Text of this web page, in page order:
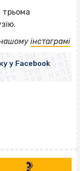
трьома
нашому інстаграмі
ТРИ НУЛІ
ТРИ НУЛІ
ТРИ НУЛІ
ТРИ НУЛІ
ТРИ НУЛІ
ТРИ НУЛІ
ТРИ НУЛІ
ТРИ НУЛІ
у Facebook